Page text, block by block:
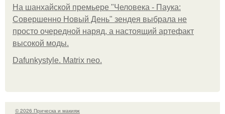
На шанхайской премьере "Человека - Паука:
Совершенно Новый День" зендея выбрала не
просто очередной наряд, а настоящий артефакт
высокой моды.
Dafunkystyle. Matrix neo.
© 2026 Прическа и макияж